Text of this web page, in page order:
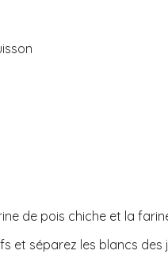
de pois chiche et la
et séparez les blancs des